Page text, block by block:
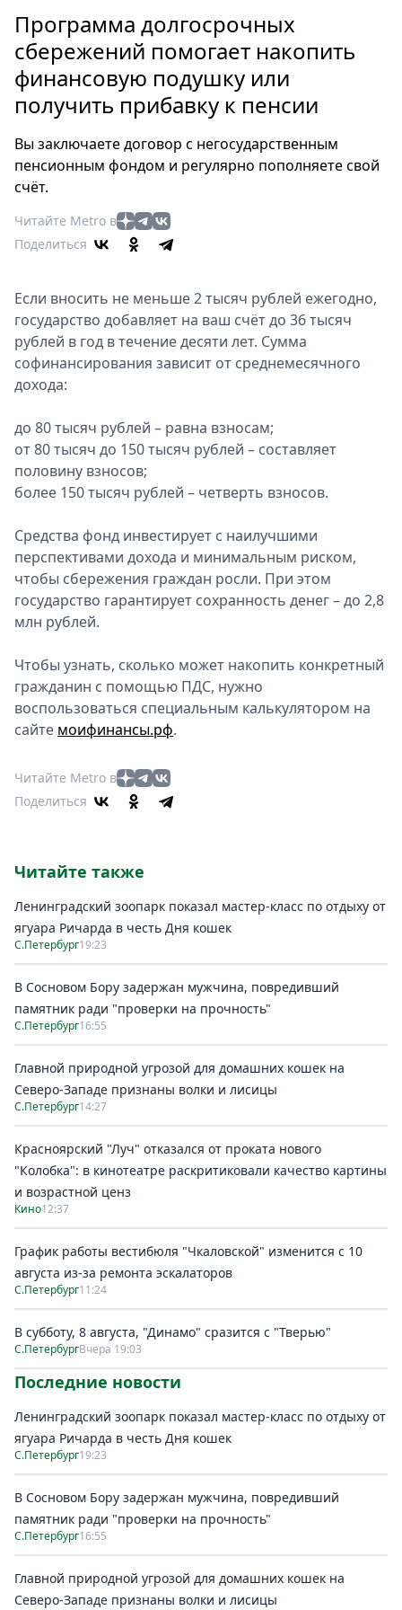
Россия
Мир
Здоровье
Еда
Туризм
Мода
Театр
Афиша
Книги
Пресс-
релизы
О
Metro
Спецпроекты
Звезды
Выборы
2026
Metro
Программа долгосрочных
сбережений помогает накопить
финансовую подушку или
получить прибавку к пенсии
Вы заключаете договор с негосударственным
пенсионным фондом и регулярно пополняете свой
счёт.
Читайте Metro в
Поделиться
Если вносить не меньше 2 тысяч рублей ежегодно,
государство добавляет на ваш счёт до 36 тысяч
рублей в год в течение десяти лет. Сумма
софинансирования зависит от среднемесячного
дохода:
до 80 тысяч рублей – равна взносам;
от 80 тысяч до 150 тысяч рублей – составляет
половину взносов;
более 150 тысяч рублей – четверть взносов.
Средства фонд инвестирует с наилучшими
перспективами дохода и минимальным риском,
чтобы сбережения граждан росли. При этом
государство гарантирует сохранность денег – до 2,8
млн рублей.
Чтобы узнать, сколько может накопить конкретный
гражданин с помощью ПДС, нужно
воспользоваться специальным калькулятором на
сайте моифинансы.рф.
Читайте Metro в
Поделиться
Читайте также
Ленинградский зоопарк показал мастер-класс по отдыху от
ягуара Ричарда в честь Дня кошек
С.Петербург19:23
В Сосновом Бору задержан мужчина, повредивший
памятник ради "проверки на прочность"
С.Петербург16:55
Главной природной угрозой для домашних кошек на
Северо-Западе признаны волки и лисицы
С.Петербург14:27
Красноярский "Луч" отказался от проката нового
"Колобка": в кинотеатре раскритиковали качество картины
и возрастной ценз
Кино12:37
График работы вестибюля "Чкаловской" изменится с 10
августа из-за ремонта эскалаторов
С.Петербург11:24
В субботу, 8 августа, "Динамо" сразится с "Тверью"
С.ПетербургВчера 19:03
Последние новости
Ленинградский зоопарк показал мастер-класс по отдыху от
ягуара Ричарда в честь Дня кошек
С.Петербург19:23
В Сосновом Бору задержан мужчина, повредивший
памятник ради "проверки на прочность"
С.Петербург16:55
Главной природной угрозой для домашних кошек на
Северо-Западе признаны волки и лисицы